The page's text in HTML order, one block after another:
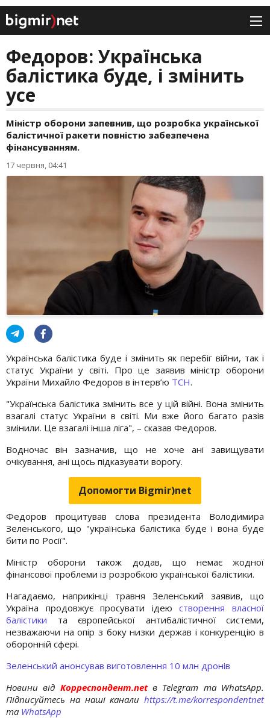
Федоров: Українська
балістика буде, і змінить
усе
Міністр оборони запевнив, що розробка української
балістичної ракети повністю забезпечена
фінансуванням.
17 червня, 04:41
Українська балістика буде і змінить як перебіг війни, так і
статус України у світі. Про це заявив міністр оборони
України Михайло Федоров в інтерв’ю ТСН.
"Українська балістика змінить все у цій війні. Вона змінить
взагалі статус України в світі. Ми вже його багато разів
змінили. Це взагалі інша ліга", – сказав Федоров.
Водночас він зазначив, що не хоче ані завищувати
очікування, ані щось підказувати ворогу.
Допомогти Bigmir)net
Федоров процитував слова президента Володимира
Зеленського, що "українська балістика буде і вона буде
бити по Росії".
Міністр оборони також додав, що немає жодної
фінансової проблеми із розробкою української балістики.
Нагадаємо, наприкінці травня Зеленський заявив, що
Україна продовжує просувати ідеюстворення власної
балістики та європейської антибалістичної системи,
незважаючи на опір з боку низки держав і конкуренцію в
оборонній сфері.
Зеленський анонсував виготовлення 10 млн дронів
Новини від Корреспондент.netв Telegram та WhatsApp.
Підписуйтесь на наші канали https://t.me/korrespondentnet
та WhatsApp